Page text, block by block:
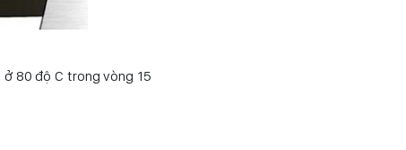
80 độ C trong vòng 15